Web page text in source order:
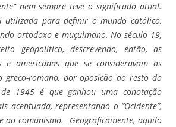
nem sempre teve o significado atual.
utilizada para definir o mundo católico,
ortodoxo e muçulmano. No século 19,
geopolítico, descrevendo, então, as
e americanas que se consideravam as
greco-romano, por oposição ao resto do
1945 é que ganhou uma conotação
acentuada, representando o “Ocidente”,
ao comunismo. Geograficamente, aquilo